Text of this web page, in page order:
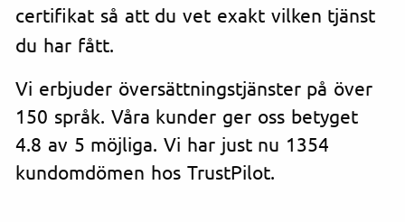
certifikat så att du vet exakt vilken tjänst
du har fått.
Vi erbjuder översättningstjänster på över
150 språk. Våra kunder ger oss betyget
4.8 av 5 möjliga. Vi har just nu 1354
kundomdömen hos TrustPilot.